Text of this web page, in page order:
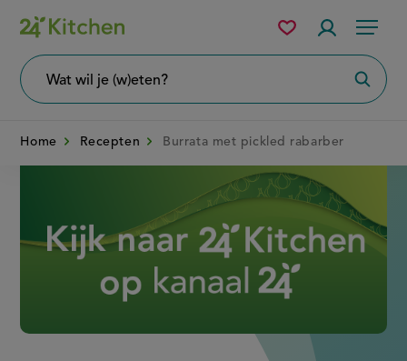
Overslaan
en
naar
Menu
wil
Mijn
bewaarde
Home Recepten Burrata met pickled rabarber